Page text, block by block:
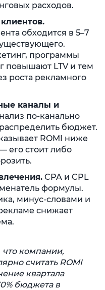
расходов.
обходится в 5–7
программы
повышают LTV и тем
роста рекламного
каналы и
по-канально
бюджет.
ROMI ниже
его стоит либо
CPA и CPL
формулы.
минус-словами и
снижает
компании,
считать ROMI
квартала
бюджета в